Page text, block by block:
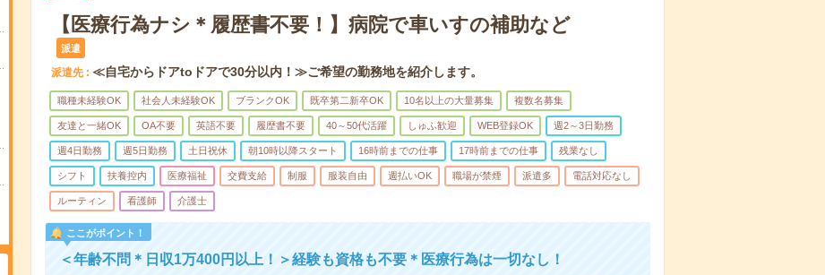
【医療行為ナシ＊履歴書不要！】病院で車いすの補助など
派遣
派遣先 ≪自宅からドアtoドアで30分以内！≫ご希望の勤務地を紹介します。
職種未経験OK 社会人未経験OK ブランクOK 既卒第二新卒OK 10名以上の大量募集 複数名募集
友達と一緒OK OA不要 英語不要 履歴書不要 40～50代活躍 しゅふ歓迎 WEB登録OK 週2～3日勤務
週4日勤務 週5日勤務 土日祝休 朝10時以降スタート 16時前までの仕事 17時前までの仕事 残業なし
シフト 扶養控内 医療福祉 交費支給 制服 服装自由 週払いOK 職場が禁煙 派遣多 電話対応なし
ルーティン 看護師 介護士
ここがポイント！
＜年齢不問＊日収1万400円以上！＞経験も資格も不要＊医療行為は一切なし！